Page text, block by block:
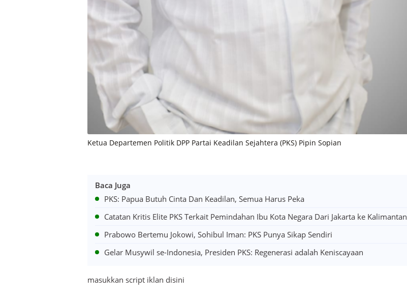
Ketua Departemen Politik DPP Partai Keadilan Sejahtera (PKS) Pipin Sopian
Baca Juga
PKS: Papua Butuh Cinta Dan Keadilan, Semua Harus Peka
Catatan Kritis Elite PKS Terkait Pemindahan Ibu Kota Negara Dari Jakarta ke Kalimantan
Prabowo Bertemu Jokowi, Sohibul Iman: PKS Punya Sikap Sendiri
Gelar Musywil se-Indonesia, Presiden PKS: Regenerasi adalah Keniscayaan
masukkan script iklan disini